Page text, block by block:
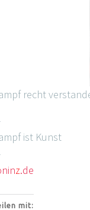
recht
ist Kunst
z.de
mit: